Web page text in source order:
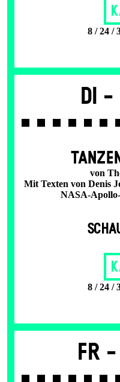
8 / 24 /
Di -
von
Mit Texten von Denis
NASA-
8 / 24 /
Fr -